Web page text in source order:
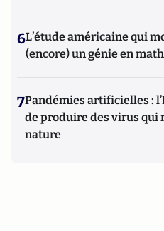
6L’étude américaine qui
(encore) un génie en
7Pandémies artificielles :
de produire des virus qui
nature